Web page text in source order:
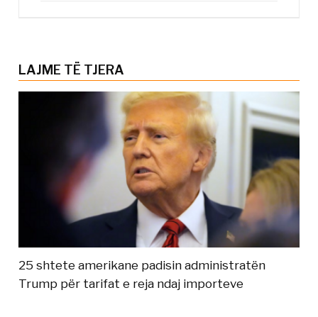
LAJME TË TJERA
25 shtete amerikane padisin administratën
Trump për tarifat e reja ndaj importeve